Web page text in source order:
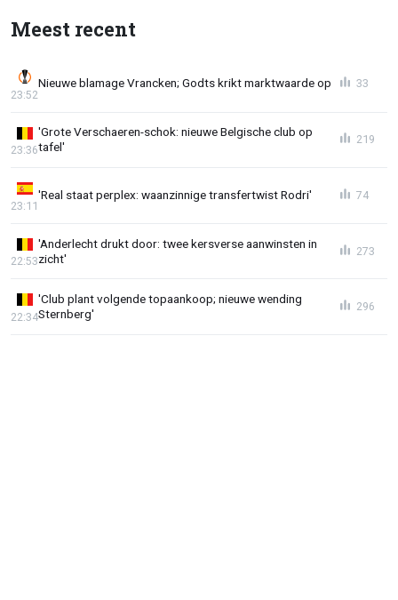
Meest recent
Nieuwe blamage Vrancken; Godts krikt marktwaarde op
23:52
33
'Grote Verschaeren-schok: nieuwe Belgische club op
tafel'
23:36
219
'Real staat perplex: waanzinnige transfertwist Rodri'
23:11
74
'Anderlecht drukt door: twee kersverse aanwinsten in
zicht'
22:53
273
'Club plant volgende topaankoop; nieuwe wending
Sternberg'
22:34
296